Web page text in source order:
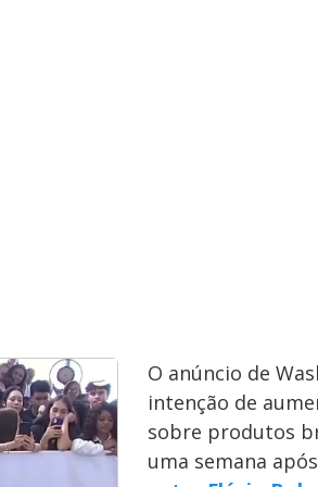
e
O anúncio de
intenção de
sobre produtos
uma semana